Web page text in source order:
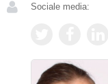
Sociale media: